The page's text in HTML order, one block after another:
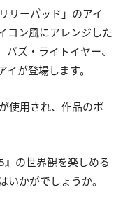
リーパッド」のアイ
コン風にアレンジした
ズ・ライトイヤー、
が登場します。
使用され、作品のポ
の世界観を楽しめる
いかがでしょうか。